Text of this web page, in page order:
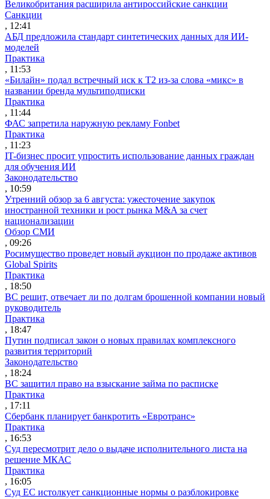
Великобритания расширила антироссийские санкции
Санкции
, 12:41
АБД предложила стандарт синтетических данных для ИИ-
моделей
Практика
, 11:53
«Билайн» подал встречный иск к Т2 из-за слова «микс» в
названии бренда мультиподписки
Практика
, 11:44
ФАС запретила наружную рекламу Fonbet
Практика
, 11:23
IT-бизнес просит упростить использование данных граждан
для обучения ИИ
Законодательство
, 10:59
Утренний обзор за 6 августа: ужесточение закупок
иностранной техники и рост рынка M&A за счет
национализации
Обзор СМИ
, 09:26
Росимущество проведет новый аукцион по продаже активов
Global Spirits
Практика
, 18:50
ВС решит, отвечает ли по долгам брошенной компании новый
руководитель
Практика
, 18:47
Путин подписал закон о новых правилах комплексного
развития территорий
Законодательство
, 18:24
ВС защитил право на взыскание займа по расписке
Практика
, 17:11
Сбербанк планирует банкротить «Евротранс»
Практика
, 16:53
Суд пересмотрит дело о выдаче исполнительного листа на
решение МКАС
Практика
, 16:05
Суд ЕС истолкует санкционные нормы о разблокировке